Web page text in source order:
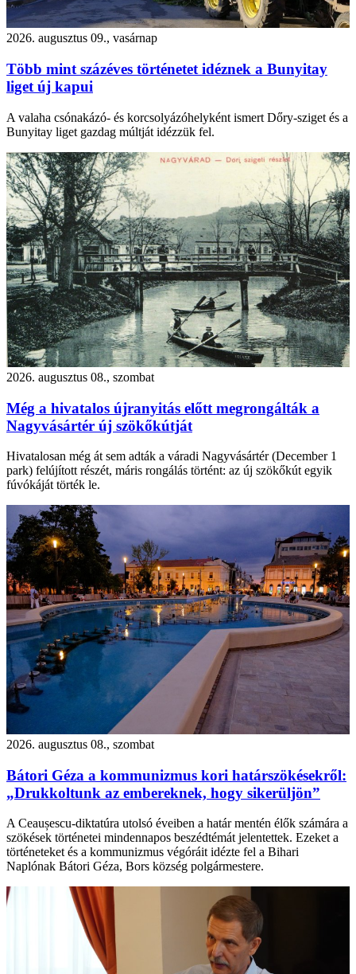
2026. augusztus 09., vasárnap
Több mint százéves történetet idéznek a Bunyitay
liget új kapui
A valaha csónakázó- és korcsolyázóhelyként ismert Dőry-sziget és a
Bunyitay liget gazdag múltját idézzük fel.
2026. augusztus 08., szombat
Még a hivatalos újranyitás előtt megrongálták a
Nagyvásártér új szökőkútját
Hivatalosan még át sem adták a váradi Nagyvásártér (December 1
park) felújított részét, máris rongálás történt: az új szökőkút egyik
fúvókáját törték le.
2026. augusztus 08., szombat
Bátori Géza a kommunizmus kori határszökésekről:
„Drukkoltunk az embereknek, hogy sikerüljön”
A Ceaușescu-diktatúra utolsó éveiben a határ mentén élők számára a
szökések történetei mindennapos beszédtémát jelentettek. Ezeket a
történeteket és a kommunizmus végóráit idézte fel a Bihari
Naplónak Bátori Géza, Bors község polgármestere.